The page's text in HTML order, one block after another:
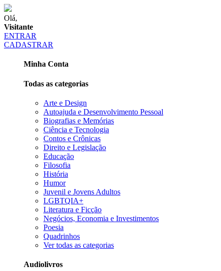
Olá,
Visitante
ENTRAR
CADASTRAR
Minha Conta
Todas as categorias
Arte e Design
Autoajuda e Desenvolvimento Pessoal
Biografias e Memórias
Ciência e Tecnologia
Contos e Crônicas
Direito e Legislação
Educação
Filosofia
História
Humor
Juvenil e Jovens Adultos
LGBTQIA+
Literatura e Ficção
Negócios, Economia e Investimentos
Poesia
Quadrinhos
Ver todas as categorias
Audiolivros